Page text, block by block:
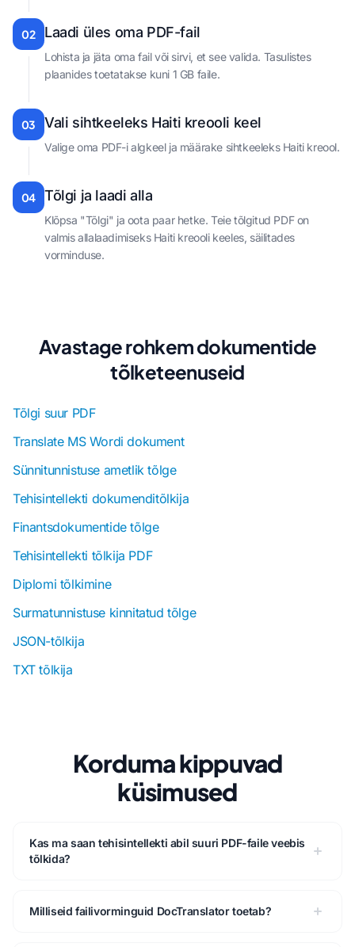
02 Laadi üles oma PDF-fail
Lohista ja jäta oma fail või sirvi, et see valida. Tasulistes
plaanides toetatakse kuni 1 GB faile.
03 Vali sihtkeeleks Haiti kreooli keel
Valige oma PDF-i algkeel ja määrake sihtkeeleks Haiti kreool.
04 Tõlgi ja laadi alla
Klõpsa "Tõlgi" ja oota paar hetke. Teie tõlgitud PDF on
valmis allalaadimiseks Haiti kreooli keeles, säilitades
vorminduse.
Avastage rohkem dokumentide
tõlketeenuseid
Tõlgi suur PDF
Translate MS Wordi dokument
Sünnitunnistuse ametlik tõlge
Tehisintellekti dokumenditõlkija
Finantsdokumentide tõlge
Tehisintellekti tõlkija PDF
Diplomi tõlkimine
Surmatunnistuse kinnitatud tõlge
JSON-tõlkija
TXT tõlkija
Korduma kippuvad
küsimused
Kas ma saan tehisintellekti abil suuri PDF-faile veebis
tõlkida?
Milliseid failivorminguid DocTranslator toetab?